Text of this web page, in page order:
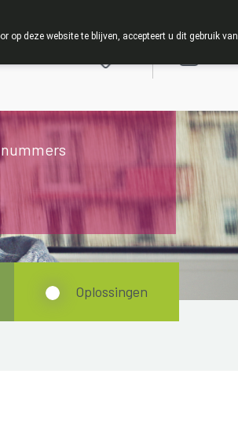
Oplossingen
op deze website te blijven, accepteert u dit gebruik van